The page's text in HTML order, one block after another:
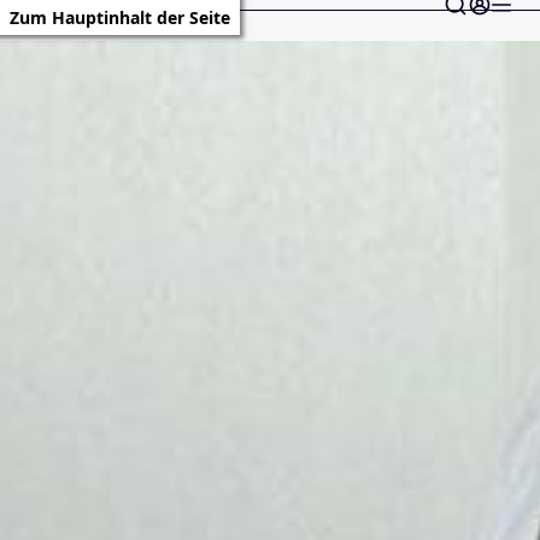
Zum Hauptinhalt der Seite